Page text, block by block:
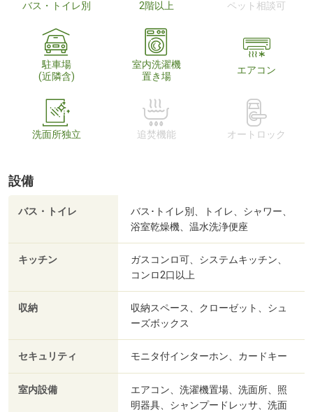
バス・トイレ別 2階以上 ペット相談可
駐車場
(近隣含)
室内洗濯機
置き場
エアコン
洗面所独立 追焚機能 オートロック
設備
バス・トイレ
バス･トイレ別、トイレ、シャワー、
浴室乾燥機、温水洗浄便座
キッチン
ガスコンロ可、システムキッチン、
コンロ2口以上
収納
収納スペース、クローゼット、シュ
ーズボックス
セキュリティ モニタ付インターホン、カードキー
室内設備
エアコン、洗濯機置場、洗面所、照
明器具、シャンプードレッサ、洗面